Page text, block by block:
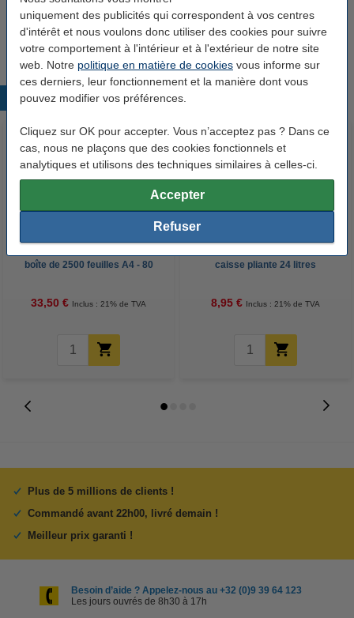
uniquement des publicités qui correspondent à vos centres
d'intérêt et nous voulons donc utiliser des cookies pour suivre
votre comportement à l'intérieur et à l'extérieur de notre site
web. Notre politique en matière de cookies vous informe sur
ces derniers, leur fonctionnement et la manière dont vous
pouvez modifier vos préférences.
Cliquez sur OK pour accepter. Vous n’acceptez pas ? Dans ce
cas, nous ne plaçons que des cookies fonctionnels et
analytiques et utilisons des techniques similaires à celles-ci.
Accepter
Refuser
Sunware sac isotherme pour caisse pliante
45/46 litres
11,50 €
Produits populaires
123encre papier d'impression 1
boîte de 2500 feuilles A4 - 80
33,50 € Inclus : 21% de TVA
Sunware sac isotherme pour
caisse pliante 24 litres
8,95 € Inclus : 21% de TVA
Plus de 5 millions de clients !
Commandé avant 22h00, livré demain !
Meilleur prix garanti !
Besoin d’aide ? Appelez-nous au +32 (0)9 39 64 123
Les jours ouvrés de 8h30 à 17h